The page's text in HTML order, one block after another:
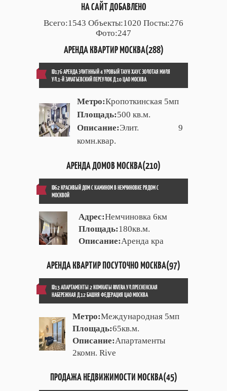
НА САЙТ ДОБАВЛЕНО
Всего:1543 Объекты:1020 Посты:276
Фото:247
АРЕНДА КВАРТИР МОСКВА(288)
ID176 АРЕНДА ЭЛИТННЫЙ 4 УРОВЫЙ ТАУН ХАУС ЗОЛОТАЯ МИЛЯ
УЛ.1-Й ЗАЧАТЬЕВСКИЙ ПЕРЕУЛОК Д.10 ЦАО МОСКВА
Метро:Кропоткинская 5мп
Площадь:500 кв.м.
Описание:Элит. 9
комн.квар.
АРЕНДА ДОМОВ МОСКВА(210)
ID62 КРАСИВЫЙ ДОМ С КАМИНОМ В НЕМЧИНОВКЕ РЯДОМ С
МОСКВОЙ
Адрес:Немчиновка 6км
Площадь:180кв.м.
Описание:Аренда кра
АРЕНДА КВАРТИР ПОСУТОЧНО МОСКВА(97)
ID13 АПАРТАМЕНТЫ 2 КОМНАТЫ RIVERA УЛ.ПРЕСНЕНСКАЯ
НАБЕРЕЖНАЯ Д.12 БАШНЯ ФЕДЕРАЦИЯ ЦАО МОСКВА
Метро:Международная 5мп
Площадь:65кв.м.
Описание:Апартаменты
2комн. Rive
ПРОДАЖА НЕДВИЖИМОСТИ МОСКВА(45)